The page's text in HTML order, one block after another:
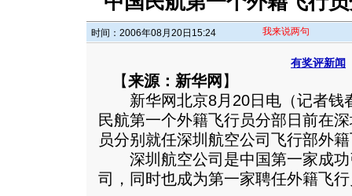
时间：2006年08月20日15:24 我来说两句
有奖评新闻
【来源：新华网 】
新华网北京8月20日电（记者钱
民航第一个外籍飞行员分部日前在
员分别就任深圳航空公司飞行部外
深圳航空公司是中国第一家成功
司，同时也成为第一家聘任外籍飞